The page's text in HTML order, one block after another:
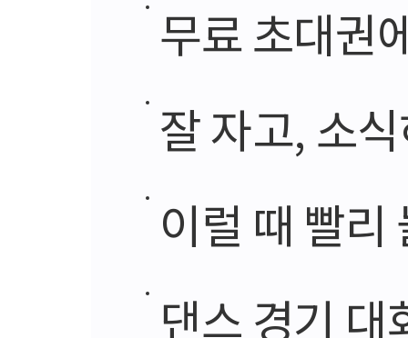
무료 초대권
잘 자고, 소
이럴 때 빨리
댄스 경기 대